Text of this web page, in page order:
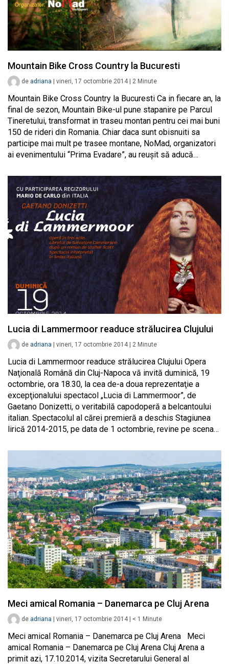
Mountain Bike Cross Country la Bucuresti
de adriana vineri, 17 octombrie 2014 2 Minute
Mountain Bike Cross Country la Bucuresti Ca in fiecare an, la
final de sezon, Mountain Bike-ul pune stapanire pe Parcul
Tineretului, transformat in traseu montan pentru cei mai buni
150 de rideri din Romania. Chiar daca sunt obisnuiti sa
participe mai mult pe trasee montane, NoMad, organizatori
ai evenimentului “Prima Evadare”, au reușit să aducă…
Lucia di Lammermoor readuce strălucirea Clujului
de adriana vineri, 17 octombrie 2014 2 Minute
Lucia di Lammermoor readuce strălucirea Clujului Opera
Naţională Română din Cluj-Napoca vă invită duminică, 19
octombrie, ora 18.30, la cea de-a doua reprezentaţie a
excepţionalului spectacol „Lucia di Lammermoor”, de
Gaetano Donizetti, o veritabilă capodoperă a belcantoului
italian. Spectacolul al cărei premieră a deschis Stagiunea
lirică 2014-2015, pe data de 1 octombrie, revine pe scena…
Meci amical Romania – Danemarca pe Cluj Arena
de adriana vineri, 17 octombrie 2014 < 1 Minute
Meci amical Romania – Danemarca pe Cluj Arena Meci
amical Romania – Danemarca pe Cluj Arena Cluj Arena a
primit azi, 17.10.2014, vizita Secretarului General al